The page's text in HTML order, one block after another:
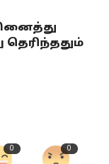
தெரிந்ததும்
0 0